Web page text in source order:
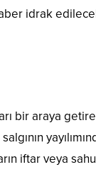
idrak
bir araya
iftar veya